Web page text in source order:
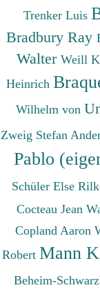
Trenker Luis
Bradbury Ray
Walter Weill
Heinrich
Wilhelm von
Zweig Stefan
Pablo
Schüler Else
Cocteau Jean
Copland Aaron
Robert Mann
Beheim-